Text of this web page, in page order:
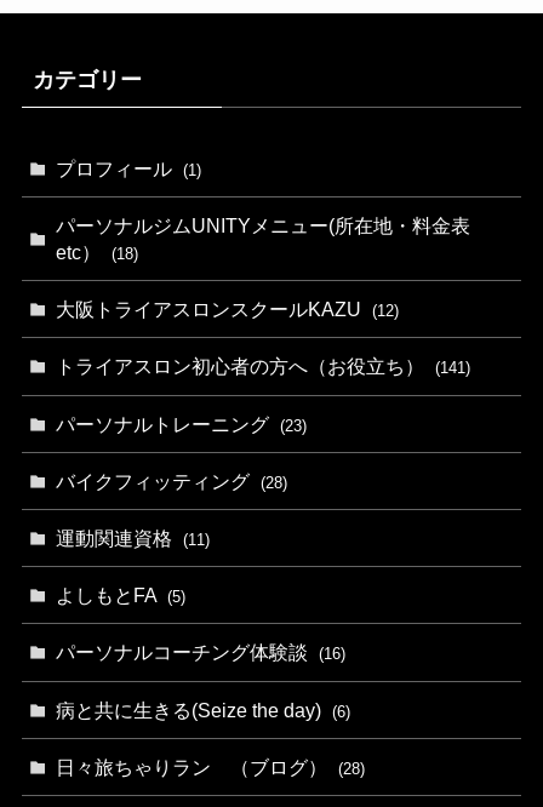
カテゴリー
プロフィール (1)
パーソナルジムUNITYメニュー(所在地・料金表
etc）
(18)
大阪トライアスロンスクールKAZU (12)
トライアスロン初心者の方へ（お役立ち） (141)
パーソナルトレーニング (23)
バイクフィッティング (28)
運動関連資格 (11)
よしもとFA (5)
パーソナルコーチング体験談 (16)
病と共に生きる(Seize the day) (6)
日々旅ちゃりラン （ブログ） (28)